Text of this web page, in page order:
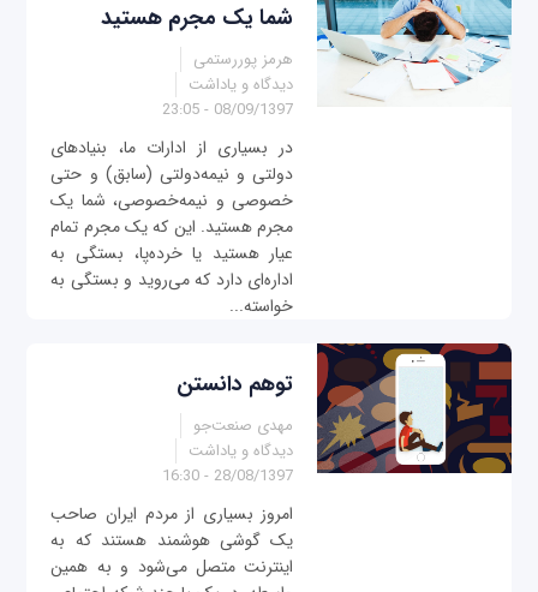
شما یک مجرم هستید
هرمز پوررستمی
دیدگاه و یاداشت
08/09/1397 - 23:05
در بسیاری از ادارات ما، بنیادهای
دولتی و نیمه‌دولتی (سابق) و حتی
خصوصی و نیمه‌خصوصی، شما یک
مجرم هستید. این که یک مجرم تمام
عیار هستید یا خرده‌پا، بستگی به
اداره‌ای دارد که می‌روید و بستگی به
خواسته‌...
توهم دانستن
مهدی صنعت‌جو
دیدگاه و یاداشت
28/08/1397 - 16:30
امروز بسیاری از مردم ایران صاحب
یک گوشی هوشمند هستند که به
اینترنت متصل می‌شود و به همین